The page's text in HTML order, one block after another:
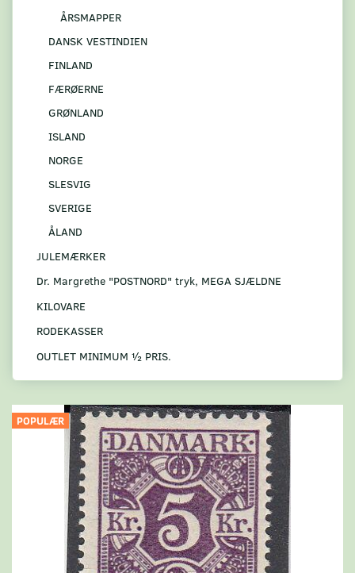
ÅRSMAPPER
DANSK VESTINDIEN
FINLAND
FÆRØERNE
GRØNLAND
ISLAND
NORGE
SLESVIG
SVERIGE
ÅLAND
JULEMÆRKER
Dr. Margrethe "POSTNORD" tryk, MEGA SJÆLDNE
KILOVARE
RODEKASSER
OUTLET MINIMUM ½ PRIS.
POPULÆR